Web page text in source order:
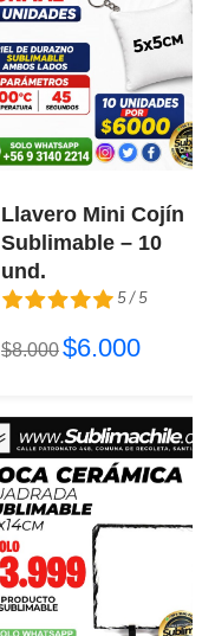
Llavero Mini Cojín
Sublimable – 10
und.
5 / 5
5 / 5
$8.000$6.000